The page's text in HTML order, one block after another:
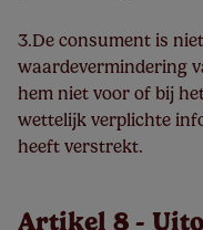
3.De consument is
waardevermindering
hem niet voor of bij
wettelijk verplichte
heeft verstrekt.
Artikel 8 -